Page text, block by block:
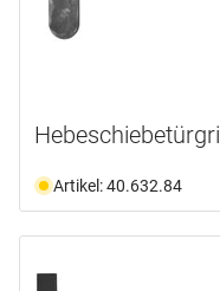
Artikel: 40.632.84